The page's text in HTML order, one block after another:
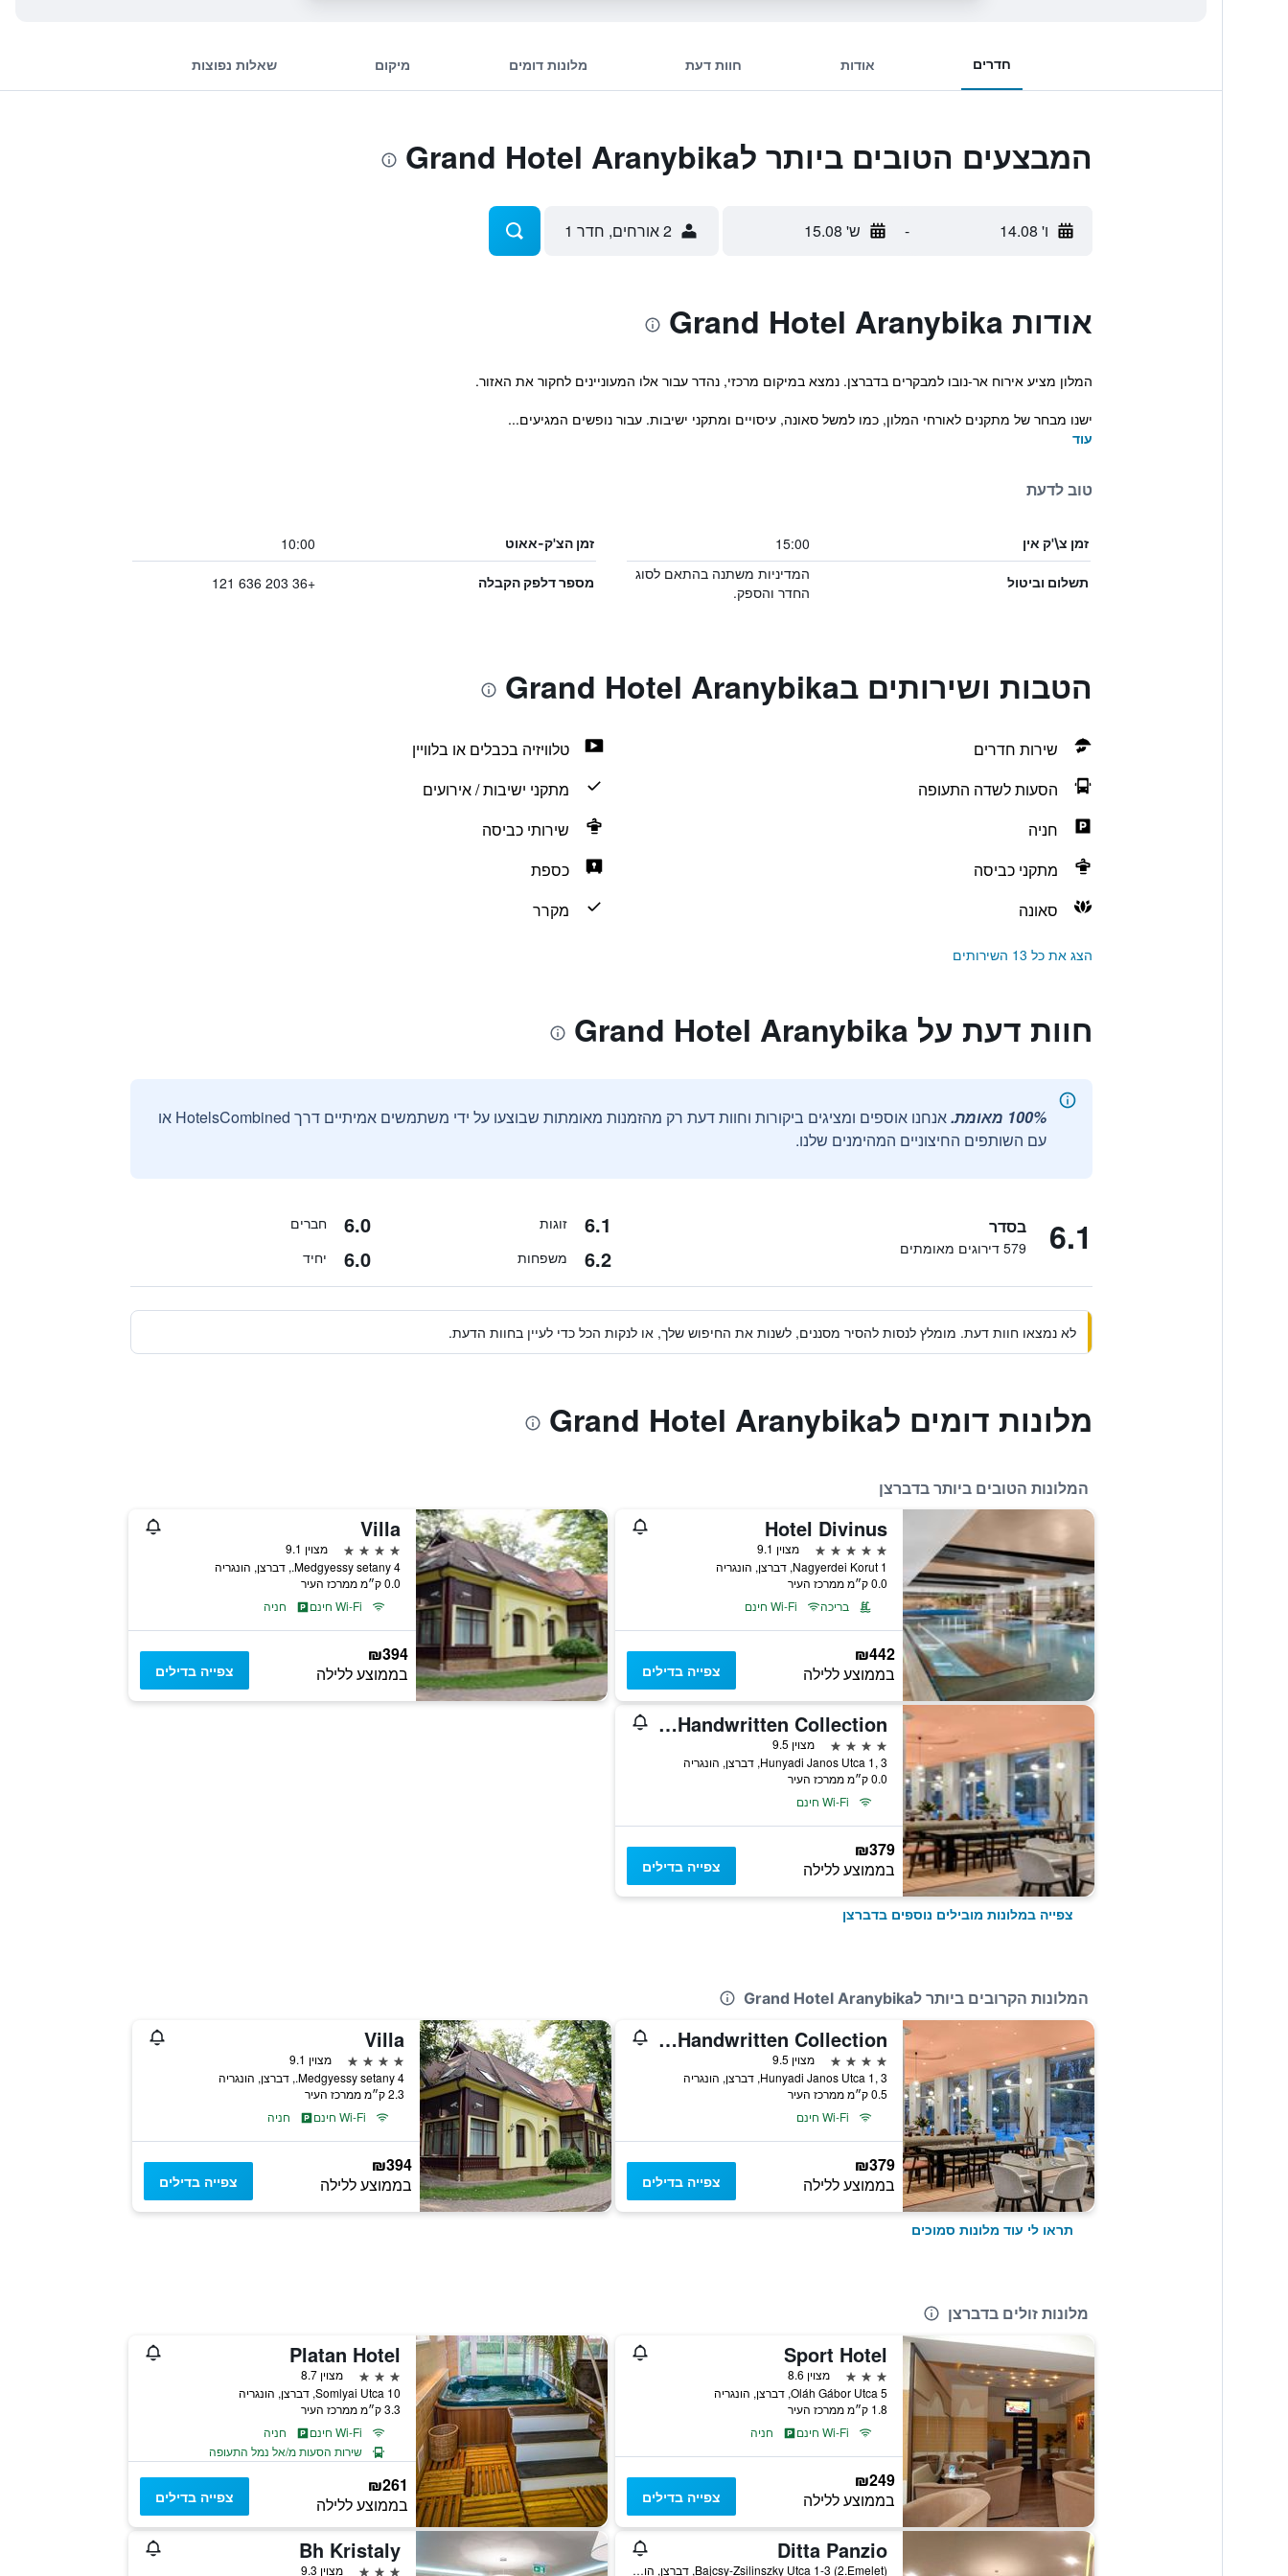
חדרים אודות חוות דעת מלונות דומים מיקום שאלות נפוצות
המבצעים הטובים ביותר לGrand Hotel Aranybika
ו' 14.08 - ש' 15.08 2 אורחים, חדר 1
אודות Grand Hotel Aranybika
המלון מציע אירוח אר-נובו למבקרים בדברצן. נמצא במיקום מרכזי, נהדר עבור אלו המעוניינים לחקור את האזור.
ישנו מבחר של מתקנים לאורחי המלון, כמו למשל סאונה, עיסויים ומתקני ישיבות. עבור נופשים המגיעים...
עוד
טוב לדעת
זמן צ\'ק אין 15:00 זמן הצ'ק-אאוט 10:00
תשלום וביטול
המדיניות משתנה בהתאם לסוג
החדר והספק.
מספר דלפק הקבלה +36 203 636 121
הטבות ושירותים בGrand Hotel Aranybika
שירות חדרים
טלוויזיה בכבלים או בלוויין
הסעות לשדה התעופה
מתקני ישיבות / אירועים
חניה
שירותי כביסה
מתקני כביסה
כספת
סאונה
מקרר
הצג את כל 13 השירותים
חוות דעת על Grand Hotel Aranybika
100% מאומת.
אנחנו אוספים ומציגים ביקורות וחוות דעת רק מהזמנות מאומתות שבוצעו על ידי משתמשים אמיתיים דרך HotelsCombined או
עם השותפים החיצוניים המהימנים שלנו.
6.1 בסדר
579 דירוגים מאומתים
6.1 זוגות 6.0 חברים
6.2 משפחות 6.0 יחיד
לא נמצאו חוות דעת. מומלץ לנסות להסיר מסננים, לשנות את החיפוש שלך, או לנקות הכל כדי לעיין בחוות הדעת.
מלונות דומים לGrand Hotel Aranybika
המלונות הטובים ביותר בדברצן
Hotel Divinus
5 כוכבים
מצוין 9.1
Nagyerdei Korut 1, דברצן, הונגריה
0.0 ק״מ ממרכז העיר
בריכה
Wi-Fi חינם
₪442
בממוצע ללילה צפייה בדילים
Villa
4 כוכבים
מצוין 9.1
Medgyessy setany 4., דברצן, הונגריה
0.0 ק״מ ממרכז העיר
Wi-Fi חינם
חניה
₪394
בממוצע ללילה צפייה בדילים
Hotel Lycium Debrecen - Handwritten Collection
4 כוכבים
מצוין 9.5
Hunyadi Janos Utca 1, 3, דברצן, הונגריה
0.0 ק״מ ממרכז העיר
Wi-Fi חינם
₪379
בממוצע ללילה צפייה בדילים
צפייה במלונות מובילים נוספים בדברצן
המלונות הקרובים ביותר לGrand Hotel Aranybika
Hotel Lycium Debrecen - Handwritten Collection
4 כוכבים
מצוין 9.5
Hunyadi Janos Utca 1, 3, דברצן, הונגריה
0.5 ק״מ ממרכז העיר
Wi-Fi חינם
₪379
בממוצע ללילה צפייה בדילים
Villa
4 כוכבים
מצוין 9.1
Medgyessy setany 4., דברצן, הונגריה
2.3 ק״מ ממרכז העיר
Wi-Fi חינם
חניה
₪394
בממוצע ללילה צפייה בדילים
תראו לי עוד מלונות סמוכים
מלונות זולים בדברצן
Sport Hotel
3 כוכבים
מצוין 8.6
Oláh Gábor Utca 5, דברצן, הונגריה
1.8 ק״מ ממרכז העיר
Wi-Fi חינם
חניה
₪249
בממוצע ללילה צפייה בדילים
Platan Hotel
3 כוכבים
מצוין 8.7
Somlyai Utca 10, דברצן, הונגריה
3.3 ק״מ ממרכז העיר
Wi-Fi חינם
חניה
שירות הסעות מ/אל נמל התעופה
₪261
בממוצע ללילה צפייה בדילים
Ditta Panzio
Bajcsy-Zsilinszky Utca 1-3 (2.Emelet), דברצן, הונגריה
Bh Kristaly
3 כוכבים מצוין 9.3